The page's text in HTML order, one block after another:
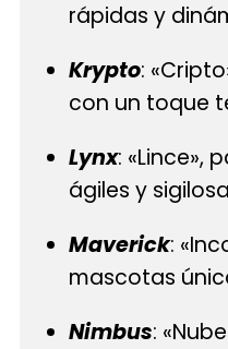
rápidas y
Krypto:
con un toque
Lynx: «Lince»,
ágiles y
Maverick:
mascotas
Nimbus: